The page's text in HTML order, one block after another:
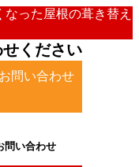
った屋根の葺き替え
ください
問い合わせ
問い合わせ